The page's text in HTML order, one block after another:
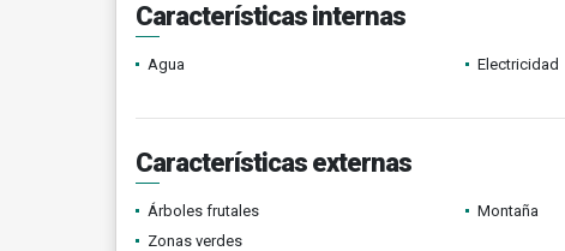
Características internas
Agua Electricidad
Características externas
Árboles frutales Montaña
Zonas verdes